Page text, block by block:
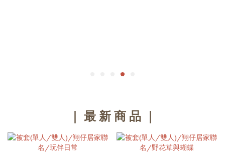
｜ 最 新 商 品 ｜